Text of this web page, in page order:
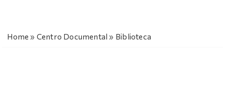
Home » Centro Documental » Biblioteca